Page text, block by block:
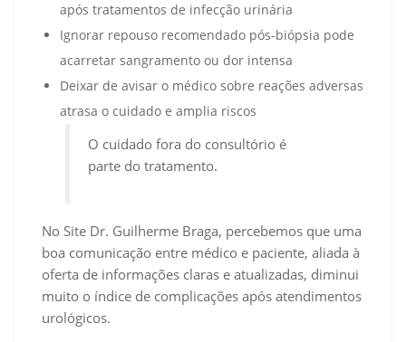
após tratamentos de infecção urinária
Ignorar repouso recomendado pós-biópsia pode
acarretar sangramento ou dor intensa
Deixar de avisar o médico sobre reações adversas
atrasa o cuidado e amplia riscos
O cuidado fora do consultório é
parte do tratamento.
No Site Dr. Guilherme Braga, percebemos que uma
boa comunicação entre médico e paciente, aliada à
oferta de informações claras e atualizadas, diminui
muito o índice de complicações após atendimentos
urológicos.